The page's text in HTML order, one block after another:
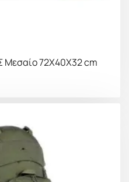
Μεσαίο 72Χ40Χ32 cm